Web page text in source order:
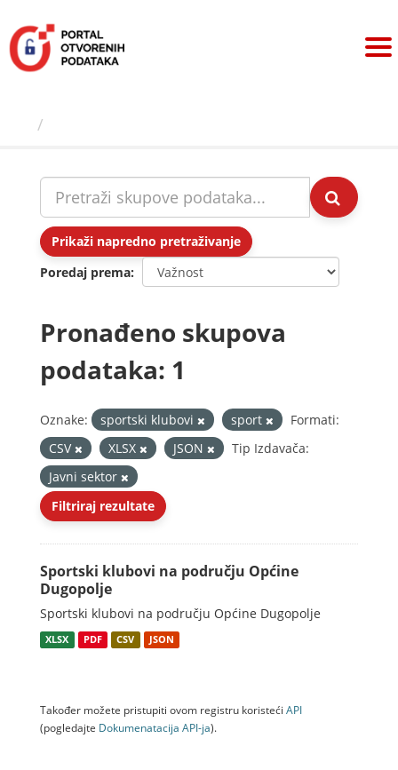
sadržaj
Prikaži napredno pretraživanje
Poredaj prema
Pronađeno skupova
podataka: 1
Oznake: sportski klubovi sport
Formati:
CSV
XLSX JSON
Tip Izdavača:
Javni sektor
Filtriraj rezultate
Sportski klubovi na području Općine
Dugopolje
Sportski klubovi na području Općine Dugopolje
XLSX PDF CSV JSON
Također možete pristupiti ovom registru koristeći API
(pogledajte Dokumenаtаcijа API-jа).